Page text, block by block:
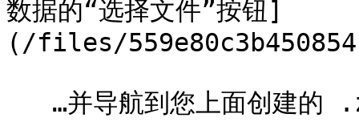
数据的“选择文件”按钮]
(/files/